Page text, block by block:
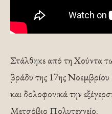
Στάλθηκε από τη Χούντα
βράδυ της 17ης Νοεμβρίου
και δολοφονικά την
Μετσόβιο Πολυτεχνείο.